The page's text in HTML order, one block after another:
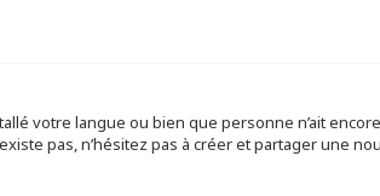
votre langue ou bien que personne n’ait
pas, n’hésitez pas à créer et partager une